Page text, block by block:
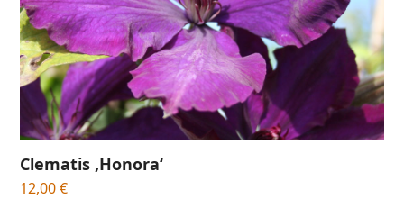
Clematis ‚Honora‘
12,00€